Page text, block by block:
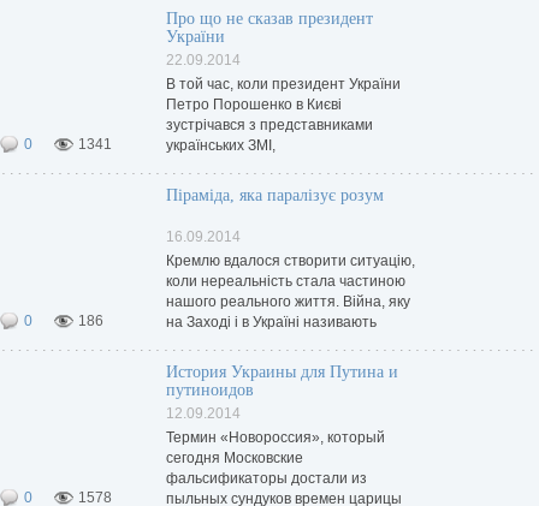
Захід немає лідера, який в змозі
зупинити Путіна», - виносить
приговор литовський президент під
0 1341
Про що не сказав президент
України
22.09.2014
В той час, коли президент України
Петро Порошенко в Києві
зустрічався з представниками
українських ЗМІ,
Європі Філіпп Брідлов у Вільнюсі
відповідав на запитання
європейських журналістів. Варто
0 186
Піраміда, яка паралізує розум
16.09.2014
Кремлю вдалося створити ситуацію,
коли нереальність стала частиною
нашого реального життя. Війна, яку
на Заході і в Україні називають
складових, основні з яких –
інформаційні і кібернетичні атаки,
енергетичний шантаж,
0 1578
История Украины для Путина и
путиноидов
12.09.2014
Термин «Новороссия», который
сегодня Московские
фальсификаторы достали из
пыльных сундуков времен царицы